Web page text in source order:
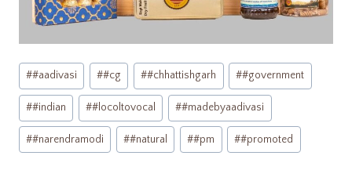
##aadivasi ##cg ##chhattishgarh ##government
##indian ##locoltovocal ##madebyaadivasi
##narendramodi ##natural ##pm ##promoted